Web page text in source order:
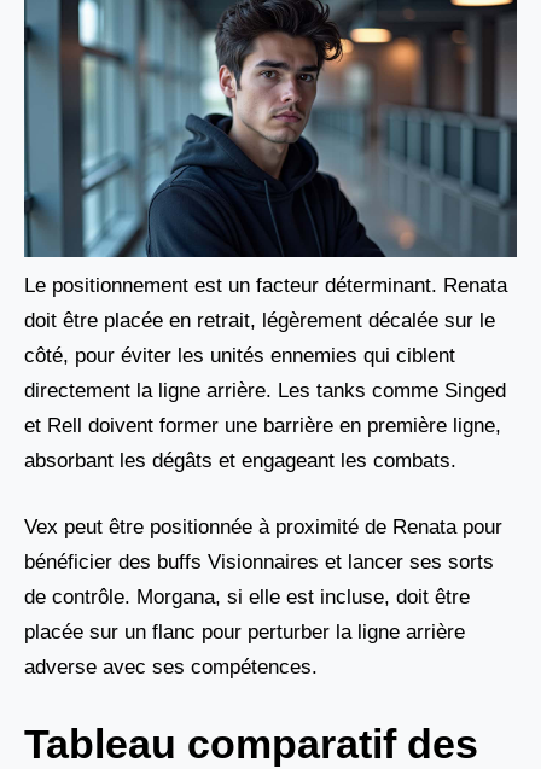
Le positionnement est un facteur déterminant. Renata
doit être placée en retrait, légèrement décalée sur le
côté, pour éviter les unités ennemies qui ciblent
directement la ligne arrière. Les tanks comme Singed
et Rell doivent former une barrière en première ligne,
absorbant les dégâts et engageant les combats.
Vex peut être positionnée à proximité de Renata pour
bénéficier des buffs Visionnaires et lancer ses sorts
de contrôle. Morgana, si elle est incluse, doit être
placée sur un flanc pour perturber la ligne arrière
adverse avec ses compétences.
Tableau comparatif des